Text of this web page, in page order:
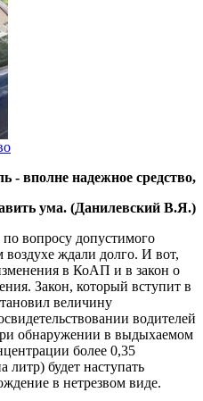
- вполне надежное средство,
ума. (Данилевский В.Я.)
по вопросу допустимого
ждали долго. И вот,
в КоАП и в закон о
Закон, который вступит в
величину
водителей
обнаружении в выдыхаемом
более 0,35
будет наступать
в нетрезвом виде.